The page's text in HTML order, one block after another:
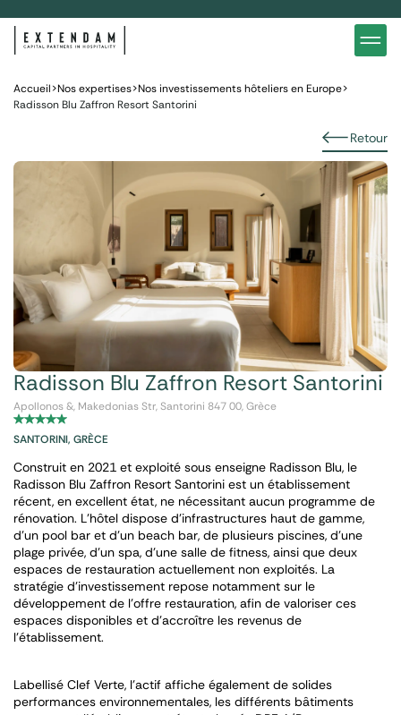
Notre stratégie d’investissements hôteliers Nos
Investir
Pourquoi investir dans l’hôtellerie ? Nos
Vous êtes
Gestion de patrimoine
Actualités
Accueil>Nos expertises>Nos investissements hôteliers en Europe>
Radisson Blu Zaffron Resort Santorini
Retour
Radisson Blu Zaffron Resort Santorini
Apollonos &, Makedonias Str, Santorini 847 00, Grèce
SANTORINI, GRÈCE
Construit en 2021 et exploité sous enseigne Radisson Blu, le
Radisson Blu Zaffron Resort Santorini est un établissement
récent, en excellent état, ne nécessitant aucun programme de
rénovation. L’hôtel dispose d’infrastructures haut de gamme,
d’un pool bar et d’un beach bar, de plusieurs piscines, d’une
plage privée, d’un spa, d’une salle de fitness, ainsi que deux
espaces de restauration actuellement non exploités. La
stratégie d’investissement repose notamment sur le
développement de l’offre restauration, afin de valoriser ces
espaces disponibles et d’accroître les revenus de
l’établissement.
Labellisé Clef Verte, l’actif affiche également de solides
performances environnementales, les différents bâtiments